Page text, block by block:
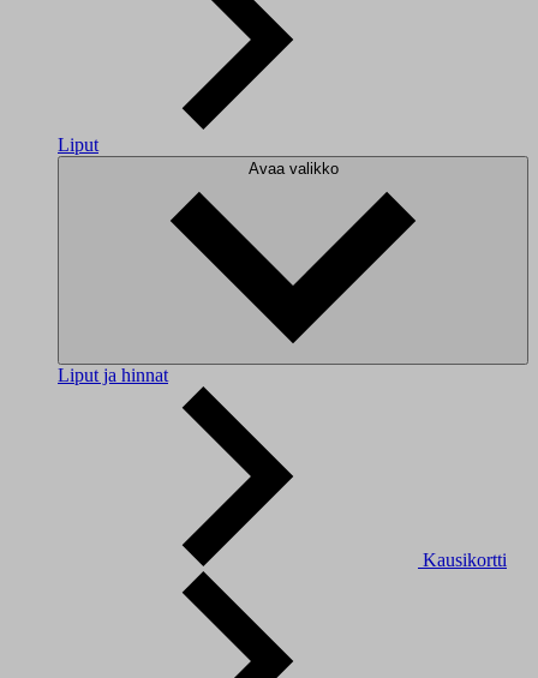
Liput
Avaa valikko
Liput ja hinnat
Kausikortti